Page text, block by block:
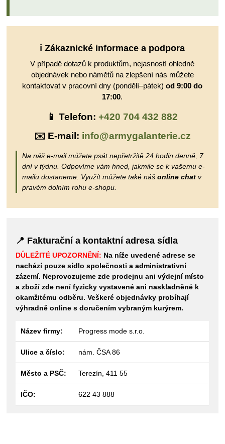
ℹ️ Zákaznické informace a podpora
V případě dotazů k produktům, nejasností ohledně
objednávek nebo námětů na zlepšení nás můžete
kontaktovat v pracovní dny (pondělí–pátek)od 9:00 do
17:00.
📱 Telefon:+420 704 432 882
✉️ E-mail: info@armygalanterie.cz
Na náš e-mail můžete psát nepřetržitě 24 hodin denně, 7
dní v týdnu. Odpovíme vám hned, jakmile se k vašemu e-
mailu dostaneme. Využít můžete také nášonline chat v
pravém dolním rohu e-shopu.
📍 Fakturační a kontaktní adresa sídla
DŮLEŽITÉ UPOZORNĚNÍ: Na níže uvedené adrese se
nachází pouze sídlo společnosti a administrativní
zázemí. Neprovozujeme zde prodejnu ani výdejní místo
a zboží zde není fyzicky vystavené ani naskladněné k
okamžitému odběru. Veškeré objednávky probíhají
výhradně online s doručením vybraným kurýrem.
Název firmy: Progress mode s.r.o.
Ulice a číslo: nám. ČSA 86
Město a PSČ: Terezín, 411 55
IČO: 622 43 888